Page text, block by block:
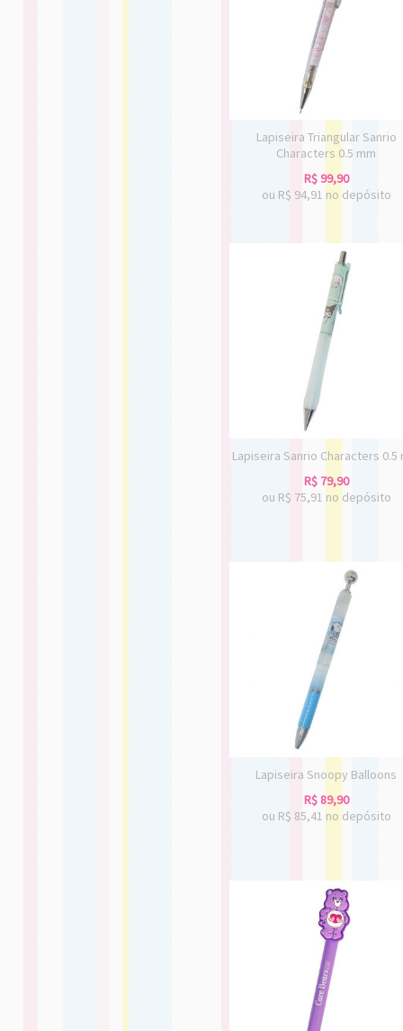
Lapiseira Triangular Sanrio
Characters 0.5 mm
R$ 99,90
ou R$ 94,91 no depósito
Lapiseira Sanrio Characters 0.5
R$ 79,90
ou R$ 75,91 no depósito
Lapiseira Snoopy Balloons
R$ 89,90
ou R$ 85,41 no depósito